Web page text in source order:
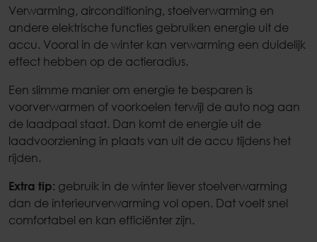
Verwarming, airconditioning, stoelverwarming en
andere elektrische functies gebruiken energie uit de
accu. Vooral in de winter kan verwarming een duidelijk
effect hebben op de actieradius.
Een slimme manier om energie te besparen is
voorverwarmen of voorkoelen terwijl de auto nog aan
de laadpaal staat. Dan komt de energie uit de
laadvoorziening in plaats van uit de accu tijdens het
rijden.
Extra tip: gebruik in de winter liever stoelverwarming
dan de interieurverwarming vol open. Dat voelt snel
comfortabel en kan efficiënter zijn.